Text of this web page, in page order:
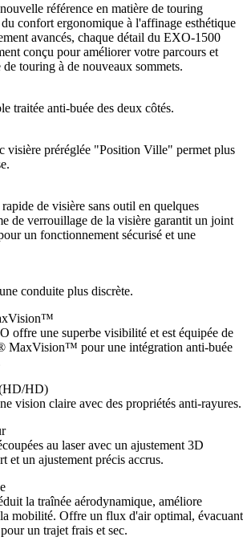
référence en matière de touring
confort ergonomique à l'affinage esthétique
avancés, chaque détail du EXO-1500
conçu pour améliorer votre parcours et
touring à de nouveaux sommets.
traitée anti-buée des deux côtés.
visière préréglée "Position Ville" permet plus
de visière sans outil en quelques
de verrouillage de la visière garantit un joint
un fonctionnement sécurisé et une
conduite plus discrète.
offre une superbe visibilité et est équipée de
MaxVision™ pour une intégration anti-buée
(HD/HD)
vision claire avec des propriétés anti-rayures.
au laser avec un ajustement 3D
et un ajustement précis accrus.
la traînée aérodynamique, améliore
mobilité. Offre un flux d'air optimal, évacuant
un trajet frais et sec.